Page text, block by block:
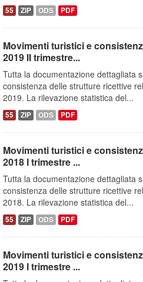
55 ZIP ODS PDF
Movimenti turistici e
2019 II trimestre...
Tutta la documentazione dettagliata
consistenza delle strutture ricettive
2019. La rilevazione statistica del...
55 ZIP ODS PDF
Movimenti turistici e
2018 I trimestre ...
Tutta la documentazione dettagliata
consistenza delle strutture ricettive
2018. La rilevazione statistica del...
55 ZIP ODS PDF
Movimenti turistici e
2019 I trimestre ...